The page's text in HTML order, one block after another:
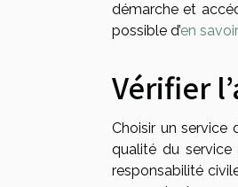
démarche et
possible d’en
Vérifier
Choisir un service
qualité du service
responsabilité